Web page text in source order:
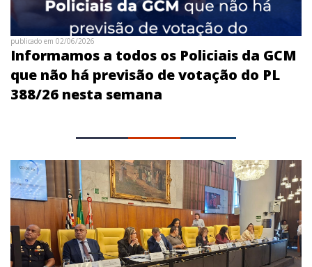
publicado em 02/06/2026
Informamos a todos os Policiais da GCM
que não há previsão de votação do PL
388/26 nesta semana